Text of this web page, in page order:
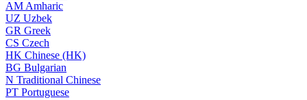
AM Amharic
UZ Uzbek
GR Greek
CS Czech
HK Chinese (HK)
BG Bulgarian
N Traditional Chinese
PT Portuguese